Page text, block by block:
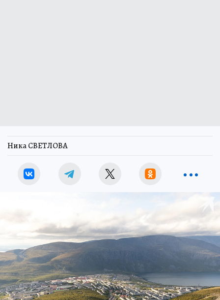
Ника СВЕТЛОВА